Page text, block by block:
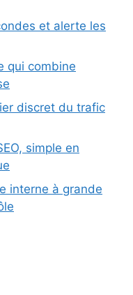
et alerte les
qui combine
discret du trafic
simple en
interne à grande